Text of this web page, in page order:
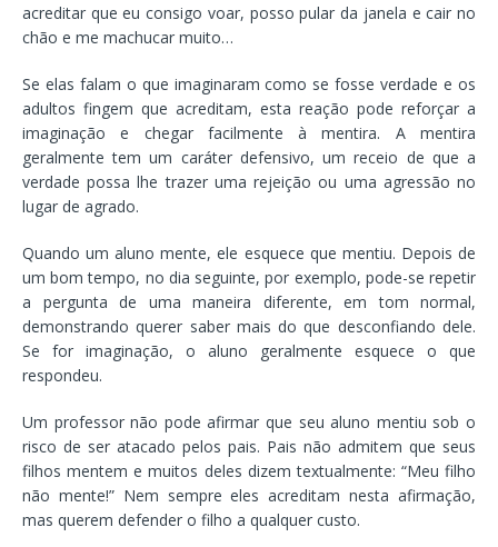
acreditar que eu consigo voar, posso pular da janela e cair no
chão e me machucar muito…
Se elas falam o que imaginaram como se fosse verdade e os
adultos fingem que acreditam, esta reação pode reforçar a
imaginação e chegar facilmente à mentira. A mentira
geralmente tem um caráter defensivo, um receio de que a
verdade possa lhe trazer uma rejeição ou uma agressão no
lugar de agrado.
Quando um aluno mente, ele esquece que mentiu. Depois de
um bom tempo, no dia seguinte, por exemplo, pode-se repetir
a pergunta de uma maneira diferente, em tom normal,
demonstrando querer saber mais do que desconfiando dele.
Se for imaginação, o aluno geralmente esquece o que
respondeu.
Um professor não pode afirmar que seu aluno mentiu sob o
risco de ser atacado pelos pais. Pais não admitem que seus
filhos mentem e muitos deles dizem textualmente: “Meu filho
não mente!” Nem sempre eles acreditam nesta afirmação,
mas querem defender o filho a qualquer custo.